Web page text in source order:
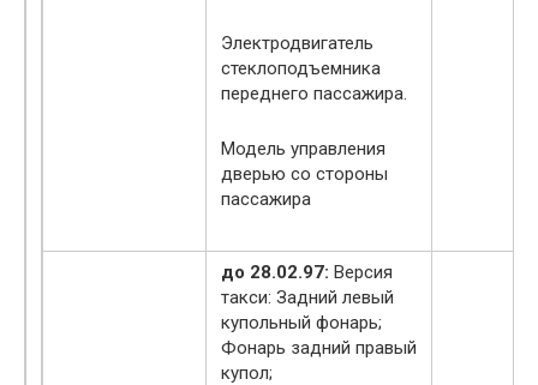
Электродвигатель
стеклоподъемника
переднего пассажира.
Модель управления
дверью со стороны
пассажира
до 28.02.97: Версия
такси: Задний левый
купольный фонарь;
Фонарь задний правый
купол;